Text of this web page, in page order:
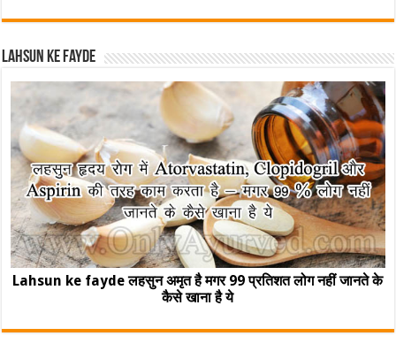
Lahsun ke fayde
Lahsun ke fayde लहसुन अमृत है मगर 99 प्रतिशत लोग नहीं जानते के
कैसे खाना है ये